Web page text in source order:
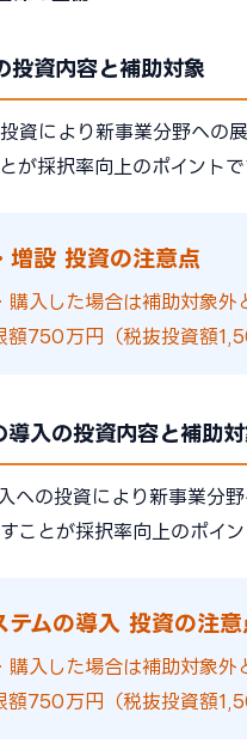
投資内容と補助対象
資により新事業分野への
が採択率向上のポイントで
増設 投資の注意点
入した場合は補助対象
額750万円（税抜投資額
導入の投資内容と補助
への投資により新事業分
ことが採択率向上のポイン
テムの導入 投資の注意
入した場合は補助対象
額750万円（税抜投資額